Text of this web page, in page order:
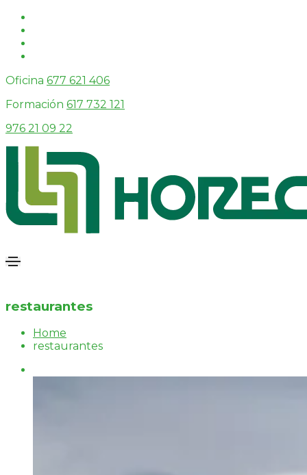
Oficina 677 621 406
Formación 617 732 121
976 21 09 22
restaurantes
Home
restaurantes